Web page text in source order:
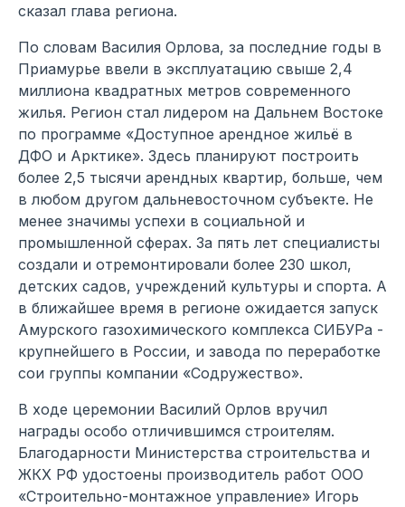
сказал глава региона.
По словам Василия Орлова, за последние годы в
Приамурье ввели в эксплуатацию свыше 2,4
миллиона квадратных метров современного
жилья. Регион стал лидером на Дальнем Востоке
по программе «Доступное арендное жильё в
ДФО и Арктике». Здесь планируют построить
более 2,5 тысячи арендных квартир, больше, чем
в любом другом дальневосточном субъекте. Не
менее значимы успехи в социальной и
промышленной сферах. За пять лет специалисты
создали и отремонтировали более 230 школ,
детских садов, учреждений культуры и спорта. А
в ближайшее время в регионе ожидается запуск
Амурского газохимического комплекса СИБУРа -
крупнейшего в России, и завода по переработке
сои группы компании «Содружество».
В ходе церемонии Василий Орлов вручил
награды особо отличившимся строителям.
Благодарности Министерства строительства и
ЖКХ РФ удостоены производитель работ ООО
«Строительно-монтажное управление» Игорь